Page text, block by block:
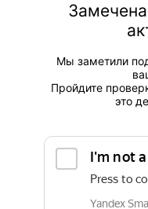
Мы заметили
Пройдите
это